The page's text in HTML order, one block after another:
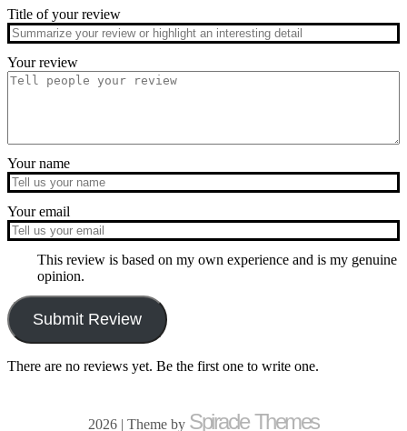
Title of your review
Your review
Your name
Your email
This review is based on my own experience and is my genuine
opinion.
Submit Review
There are no reviews yet. Be the first one to write one.
2026 | Theme by Spiracle Themes